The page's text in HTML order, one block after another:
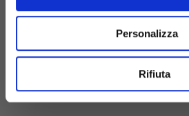
Personalizza
Rifiuta
Acciaio